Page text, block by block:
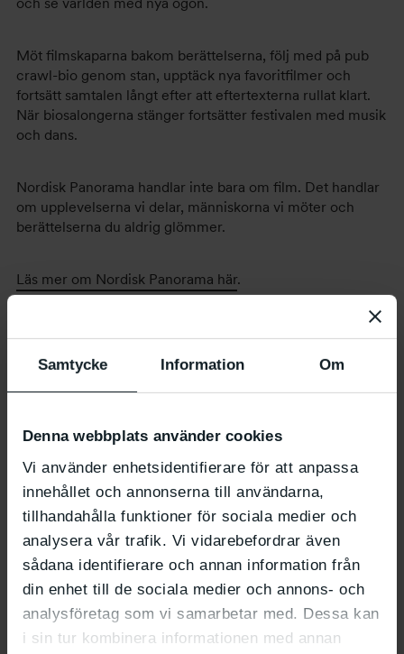
Samtycke Information Om
Denna webbplats använder cookies
Vi använder enhetsidentifierare för att anpassa
innehållet och annonserna till användarna,
tillhandahålla funktioner för sociala medier och
analysera vår trafik. Vi vidarebefordrar även
sådana identifierare och annan information från
din enhet till de sociala medier och annons- och
analysföretag som vi samarbetar med. Dessa kan
i sin tur kombinera informationen med annan
Möt filmskaparna bakom berättelserna, följ med på pub
crawl-bio genom stan, upptäck nya favoritfilmer och
fortsätt samtalen långt efter att eftertexterna rullat klart.
När biosalongerna stänger fortsätter festivalen med musik
och dans.
Nordisk Panorama handlar inte bara om film. Det handlar
om upplevelserna vi delar, människorna vi möter och
berättelserna du aldrig glömmer.
Läs mer om Nordisk Panorama här.
Information
Vad: Filmvisning
: 17–22.9 klockan 11–17
Var: C–salen
Fri entré, ingen anmälan krävs
Relaterade evenemang